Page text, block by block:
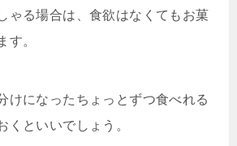
ゃる場合は、食欲はなくてもお菓
す。
けになったちょっとずつ食べれる
くといいでしょう。